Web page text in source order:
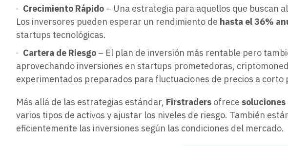
Crecimiento Rápido – Una estrategia para aquellos que buscan
Los inversores pueden esperar un rendimiento de hasta el 36%
startups tecnológicas.
Cartera de Riesgo – El plan de inversión más rentable pero
aprovechando inversiones en startups prometedoras,
experimentados preparados para fluctuaciones de precios a corto
Más allá de las estrategias estándar, Firstraders ofrece
varios tipos de activos y ajustar los niveles de riesgo. También
eficientemente las inversiones según las condiciones del mercado.